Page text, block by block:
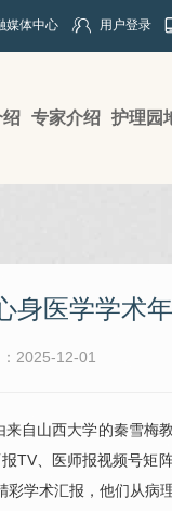
媒体中心 用户登录
绍 专家介绍 护理园
身医学学术
2025-12-01
自山西大学的秦雪
TV、医师报视频号矩
学术汇报，他们从病